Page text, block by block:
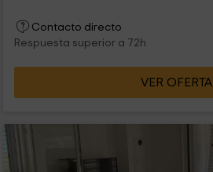
Contacto directo
Respuesta superior a 72h
VER OFERTA